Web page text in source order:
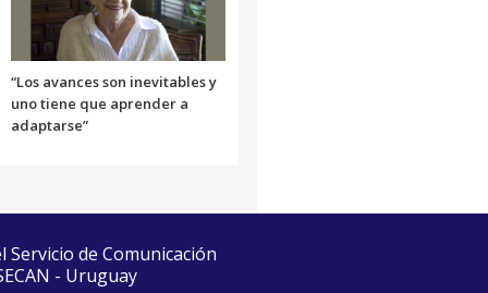
“Los avances son inevitables y
uno tiene que aprender a
adaptarse”
de Comunicación
- Uruguay